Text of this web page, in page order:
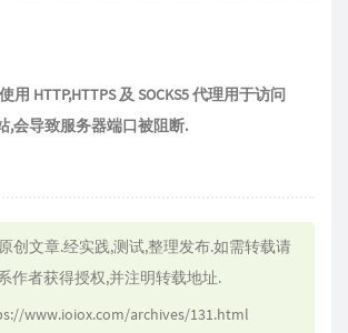
用 HTTP,HTTPS 及 SOCKS5 代理用于访问
,会导致服务器端口被阻断.
原创文章.经实践,测试,整理发布.如需转载请
作者获得授权,并注明转载地址.
www.ioiox.com/archives/131.html